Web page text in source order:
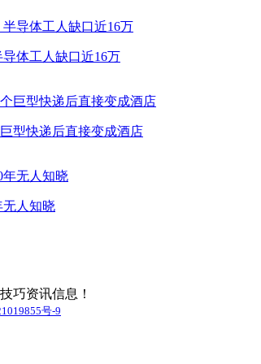
体工人缺口近16万
型快递后直接变成酒店
无人知晓
巧资讯信息！
号-9